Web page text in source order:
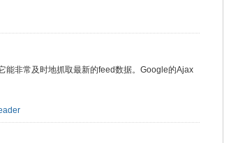
能非常及时地抓取最新的feed数据。Google的Ajax